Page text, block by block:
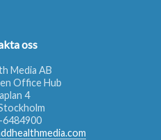
oss
Media AB
Office Hub
4
6484900